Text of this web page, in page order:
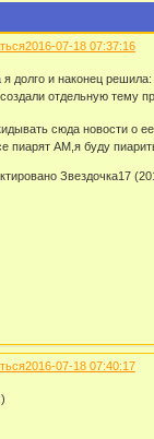
2016-07-18 07:37:16
долго и наконец решила:
отдельную тему
сюда новости о
пиарят АМ,я буду
Звездочка17
2016-07-18 07:40:17